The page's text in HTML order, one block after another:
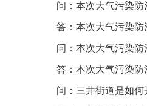
问：本次大气污染
答：本次大气污染
问：本次大气污染
答：本次大气污染
问：三井街道是如